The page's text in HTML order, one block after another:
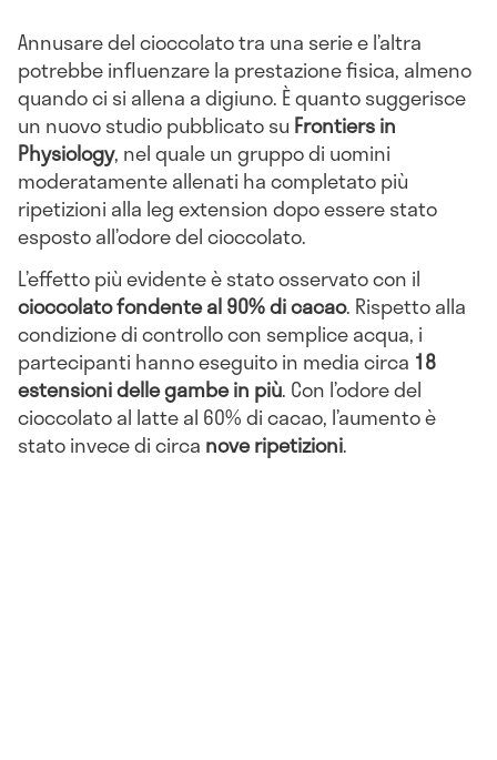
Annusare del cioccolato tra una serie e l’altra
potrebbe influenzare la prestazione fisica, almeno
quando ci si allena a digiuno. È quanto suggerisce
un nuovo studio pubblicato su Frontiers in
Physiology, nel quale un gruppo di uomini
moderatamente allenati ha completato più
ripetizioni alla leg extension dopo essere stato
esposto all’odore del cioccolato.
L’effetto più evidente è stato osservato con il
cioccolato fondente al 90% di cacao. Rispetto alla
condizione di controllo con semplice acqua, i
partecipanti hanno eseguito in media circa 18
estensioni delle gambe in più. Con l’odore del
cioccolato al latte al 60% di cacao, l’aumento è
stato invece di circa nove ripetizioni.